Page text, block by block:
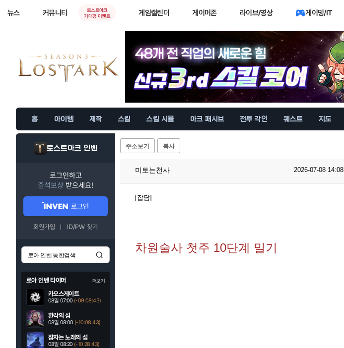
뉴스 커뮤니티
로스트아크
기대평 이벤트
게임캘린더 게이머존 라이브/영상 게이밍/IT
홈 아이템 제작 스킬 스킬 시뮬 아크 패시브 전투 각인 퀘스트 지도
로스트아크 인벤
로그인하고
출석보상 받으세요!
로그인
회원가입 ID/PW 찾기
로아 인벤 타이머 더보기
카오스게이트
08일 07:00 (-09:08:42)
환각의 섬
08일 08:00 (-10:08:42)
잠자는 노래의 섬
08일 08:20 (-10:28:42)
주소보기 복사
미토는천사 2026-07-08 14:08
[잡담]
차원술사 첫주 10단계 밀기